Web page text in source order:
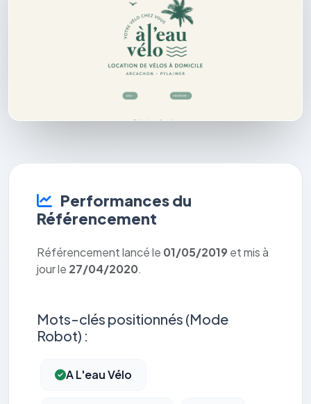
Performances du
Référencement
Référencement lancé le 01/05/2019 et mis à
jour le 27/04/2020.
Mots-clés positionnés (Mode
Robot) :
A L'eau Vélo